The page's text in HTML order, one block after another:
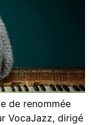
de renommée
VocaJazz, dirigé